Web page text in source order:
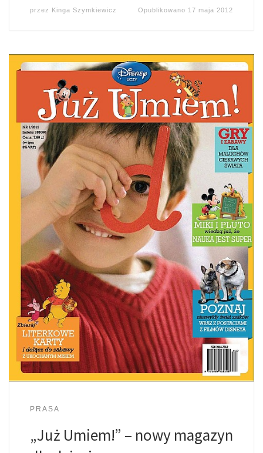
przez Kinga Szymkiewicz Opublikowano 17 maja 2012
PRASA
„Już Umiem!” – nowy magazyn